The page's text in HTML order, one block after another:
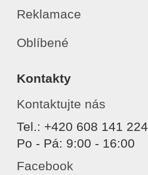
Reklamace
Oblíbené
Kontakty
Kontaktujte nás
Tel.: +420 608 141 224
Po - Pá: 9:00 - 16:00
Facebook